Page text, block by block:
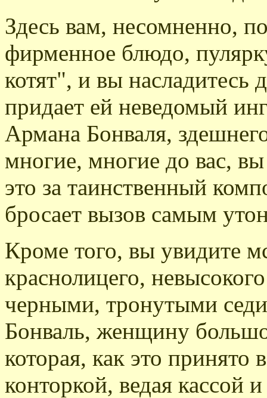
Здесь вам, несомненно,
фирменное блюдо,
котят", и вы
придает ей неведомый
Армана Бонваля,
многие, многие до вас,
это за таинственный
бросает вызов самым
Кроме того, вы увидите
краснолицего,
черными, тронутыми
Бонваль, женщину
которая, как это принято
конторкой, ведая кассой